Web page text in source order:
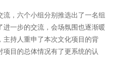
，六个小组分别推选出了一名组
一步的交流，会场氛围也逐渐暖
持人重申了本次文化项目的背
目的总体情况有了更系统的认